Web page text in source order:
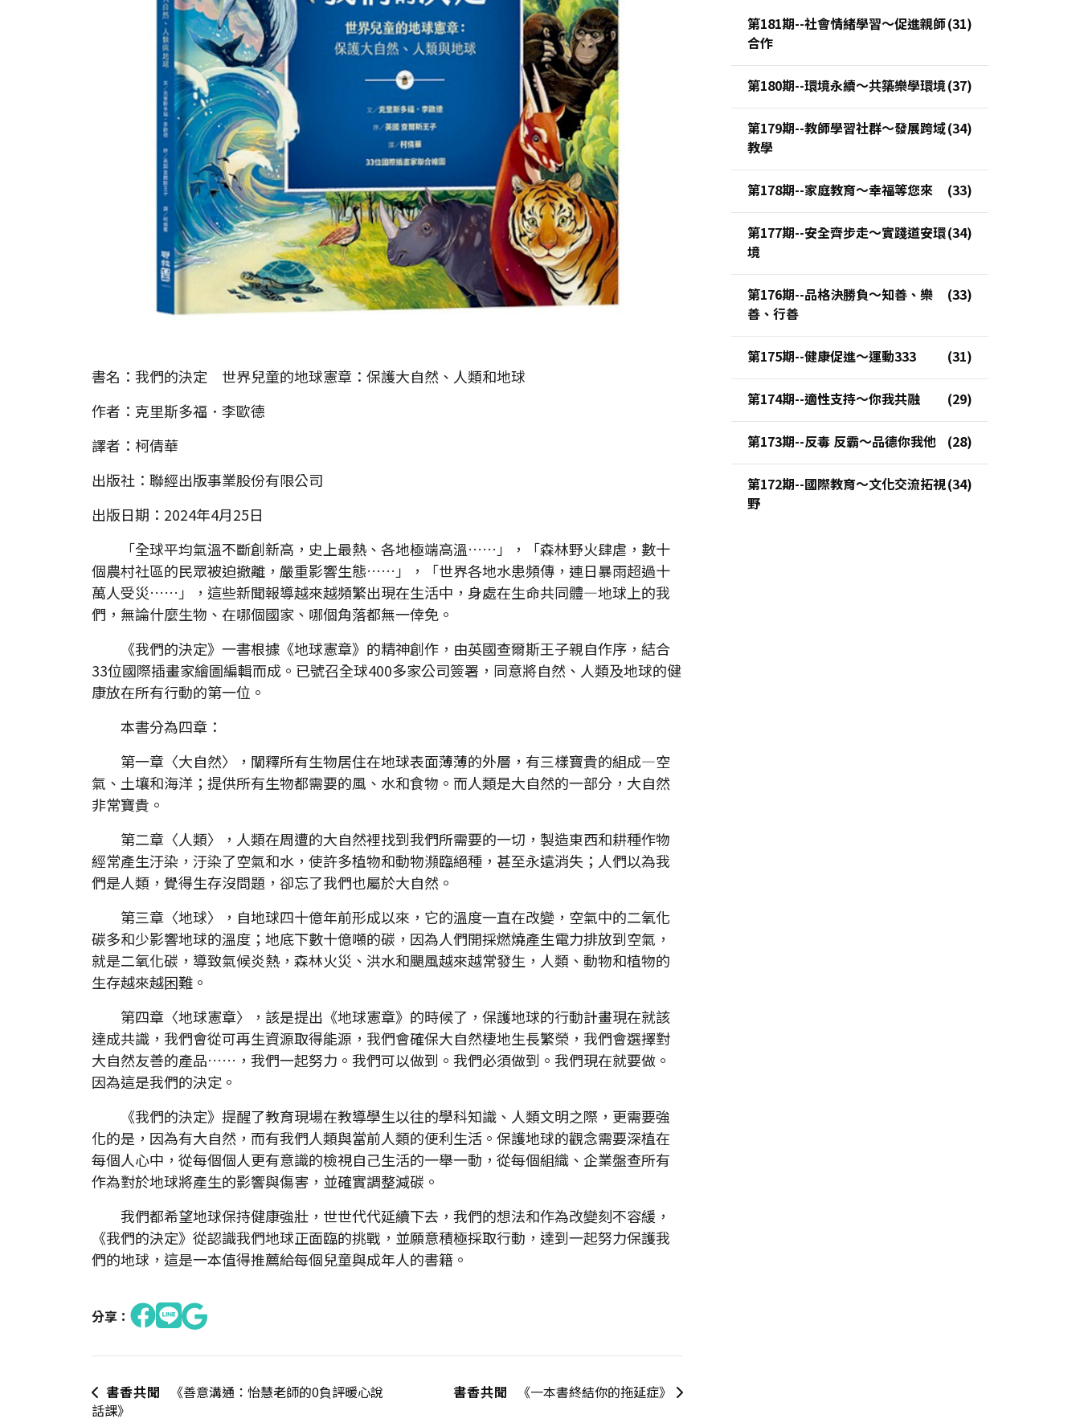
書名：我們的決定 世界兒童的地球憲章：保護大自然、人類和地球
作者：克里斯多福．李歐德
譯者：柯倩華
出版社：聯經出版事業股份有限公司
出版日期：2024年4月25日
「全球平均氣溫不斷創新高，史上最熱、各地極端高溫……」，「森林野火肆虐，數十
個農村社區的民眾被迫撤離，嚴重影響生態……」，「世界各地水患頻傳，連日暴雨超過十
萬人受災……」，這些新聞報導越來越頻繁出現在生活中，身處在生命共同體—地球上的我
們，無論什麼生物、在哪個國家、哪個角落都無一倖免。
《我們的決定》一書根據《地球憲章》的精神創作，由英國查爾斯王子親自作序，結合
33位國際插畫家繪圖編輯而成。已號召全球400多家公司簽署，同意將自然、人類及地球的健
康放在所有行動的第一位。
本書分為四章：
第一章〈大自然〉，闡釋所有生物居住在地球表面薄薄的外層，有三樣寶貴的組成—空
氣、土壤和海洋；提供所有生物都需要的風、水和食物。而人類是大自然的一部分，大自然
非常寶貴。
第二章〈人類〉，人類在周遭的大自然裡找到我們所需要的一切，製造東西和耕種作物
經常產生汙染，汙染了空氣和水，使許多植物和動物瀕臨絕種，甚至永遠消失；人們以為我
們是人類，覺得生存沒問題，卻忘了我們也屬於大自然。
第三章〈地球〉，自地球四十億年前形成以來，它的溫度一直在改變，空氣中的二氧化
碳多和少影響地球的溫度；地底下數十億噸的碳，因為人們開採燃燒產生電力排放到空氣，
就是二氧化碳，導致氣候炎熱，森林火災、洪水和颶風越來越常發生，人類、動物和植物的
生存越來越困難。
第四章〈地球憲章〉，該是提出《地球憲章》的時候了，保護地球的行動計畫現在就該
達成共識，我們會從可再生資源取得能源，我們會確保大自然棲地生長繁榮，我們會選擇對
大自然友善的產品……，我們一起努力。我們可以做到。我們必須做到。我們現在就要做。
因為這是我們的決定。
《我們的決定》提醒了教育現場在教導學生以往的學科知識、人類文明之際，更需要強
化的是，因為有大自然，而有我們人類與當前人類的便利生活。保護地球的觀念需要深植在
每個人心中，從每個個人更有意識的檢視自己生活的一舉一動，從每個組織、企業盤查所有
作為對於地球將產生的影響與傷害，並確實調整減碳。
我們都希望地球保持健康強壯，世世代代延續下去，我們的想法和作為改變刻不容緩，
《我們的決定》從認識我們地球正面臨的挑戰，並願意積極採取行動，達到一起努力保護我
們的地球，這是一本值得推薦給每個兒童與成年人的書籍。
分享：
書香共聞
《善意溝通：怡慧老師的0負評暖心說
話課》
書香共聞 《一本書終結你的拖延症》
第181期--社會情緒學習～促進親師
合作
第180期--環境永續～共築樂學環境
第179期--教師學習社群～發展跨域
教學
第178期--家庭教育～幸福等您來
第177期--安全齊步走～實踐道安環
境
第176期--品格決勝負～知善、樂
善、行善
第175期--健康促進～運動333
第174期--適性支持～你我共融
第173期--反毒 反霸～品德你我他
第172期--國際教育～文化交流拓視
野